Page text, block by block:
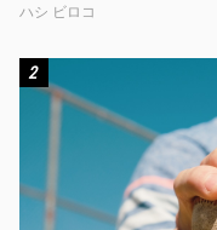
ハシ ビロコ
2